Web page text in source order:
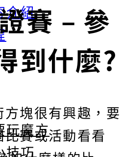
介紹
玩魔方
技巧
賽 – 參
到什麼?
塊很有興趣，要
賽或活動看看